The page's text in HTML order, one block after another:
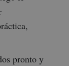
pronto y